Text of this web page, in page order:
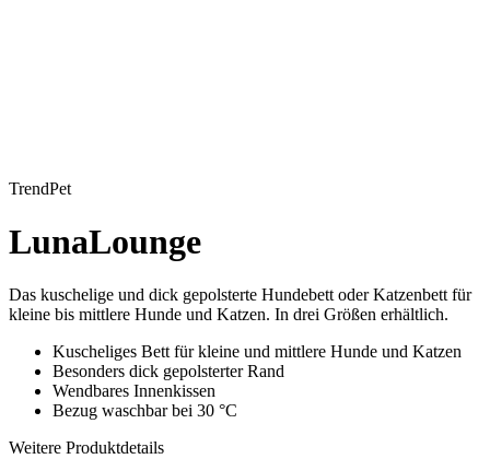
TrendPet
LunaLounge
Das kuschelige und dick gepolsterte Hundebett oder Katzenbett für
kleine bis mittlere Hunde und Katzen. In drei Größen erhältlich.
Kuscheliges Bett für kleine und mittlere Hunde und Katzen
Besonders dick gepolsterter Rand
Wendbares Innenkissen
Bezug waschbar bei 30 °C
Weitere Produktdetails